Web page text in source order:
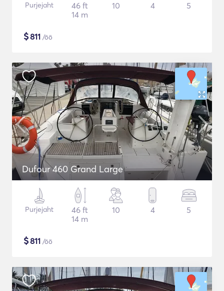
Purjejaht
46 ft
14 m
10 4 5
$811 /öö
Dufour 460 Grand Large
Purjejaht
46 ft
14 m
10 4 5
$811 /öö